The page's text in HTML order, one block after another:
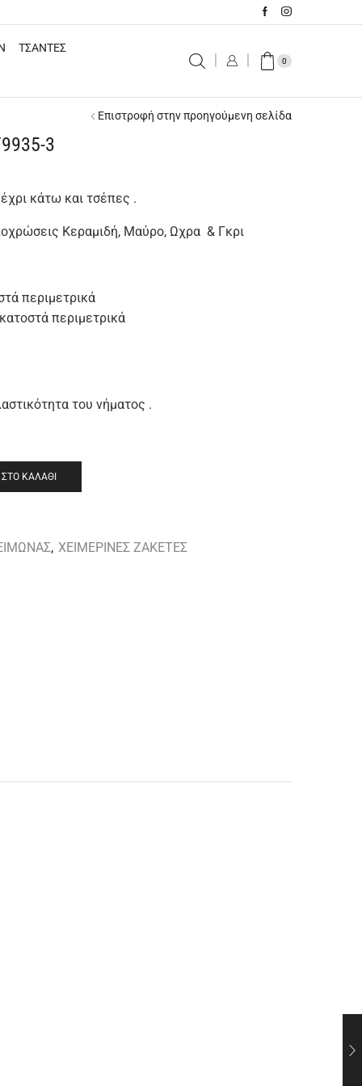
ΤΣΑΝΤΕΣ
0
Επιστροφή στην προηγούμενη σελίδα
3
κάτω και τσέπες .
Κεραμιδή, Μαύρο, Ωχρα & Γκρι
περιμετρικά
περιμετρικά
του νήματος .
ΚΑΛΆΘΙ
, ΧΕΙΜΕΡΙΝΕΣ ΖΑΚΕΤΕΣ